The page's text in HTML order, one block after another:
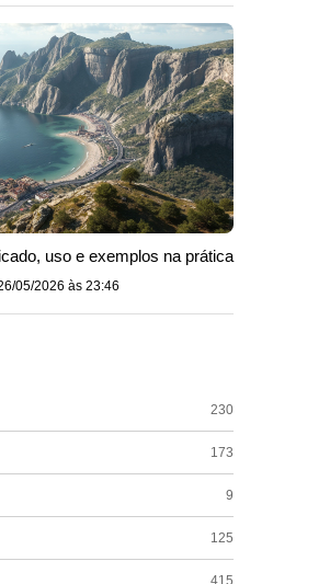
uso e exemplos na prática
05/2026 às 23:46
230
173
9
125
415